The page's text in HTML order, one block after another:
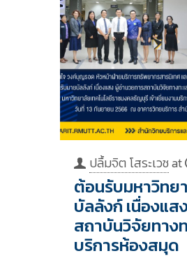
ปลื้มจิต โสระเวชat
ต้อนรับมหาวิทย
บัลลังก์ เนื่องแส
สถาบันวิจัยทาง
บริการห้องสมุด